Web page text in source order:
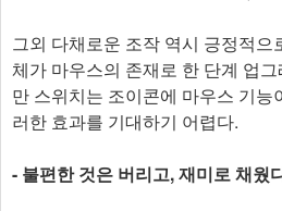
그외 다채로운 조작 역시 긍정적
체가 마우스의 존재로 한 단계 업
만 스위치는 조이콘에 마우스 기능
러한 효과를 기대하기 어렵다.
- 불편한 것은 버리고, 재미로 채웠